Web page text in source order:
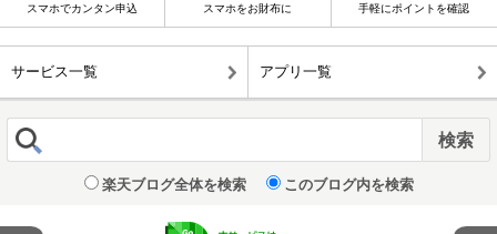
スマホでカンタン申込 スマホをお財布に 手軽にポイントを確認
サービス一覧 アプリ一覧
楽天ブログ全体を検索 このブログ内を検索